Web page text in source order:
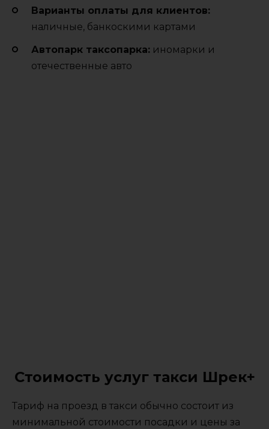
Варианты оплаты для клиентов:
наличные, банкоскими картами
Автопарк таксопарка: иномарки и
отечественные авто
Стоимость услуг такси Шрек+
Тариф на проезд в такси обычно состоит из
минимальной стоимости посадки и цены за